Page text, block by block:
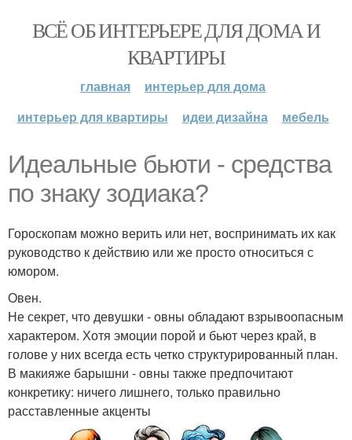
ВСЁ ОБ ИНТЕРЬЕРЕ ДЛЯ ДОМА И
КВАРТИРЫ
главная
интерьер для дома
интерьер для квартиры
идеи дизайна мебель
Идеальные бьюти - средства
по знаку зодиака?
Гороскопам можно верить или нет, воспринимать их как
руководство к действию или же просто относиться с
юмором.
Овен.
Не секрет, что девушки - овны обладают взрывоопасным
характером. Хотя эмоции порой и бьют через край, в
голове у них всегда есть четко структурированный план.
В макияже барышни - овны также предпочитают
конкретику: ничего лишнего, только правильно
расставленные акценты